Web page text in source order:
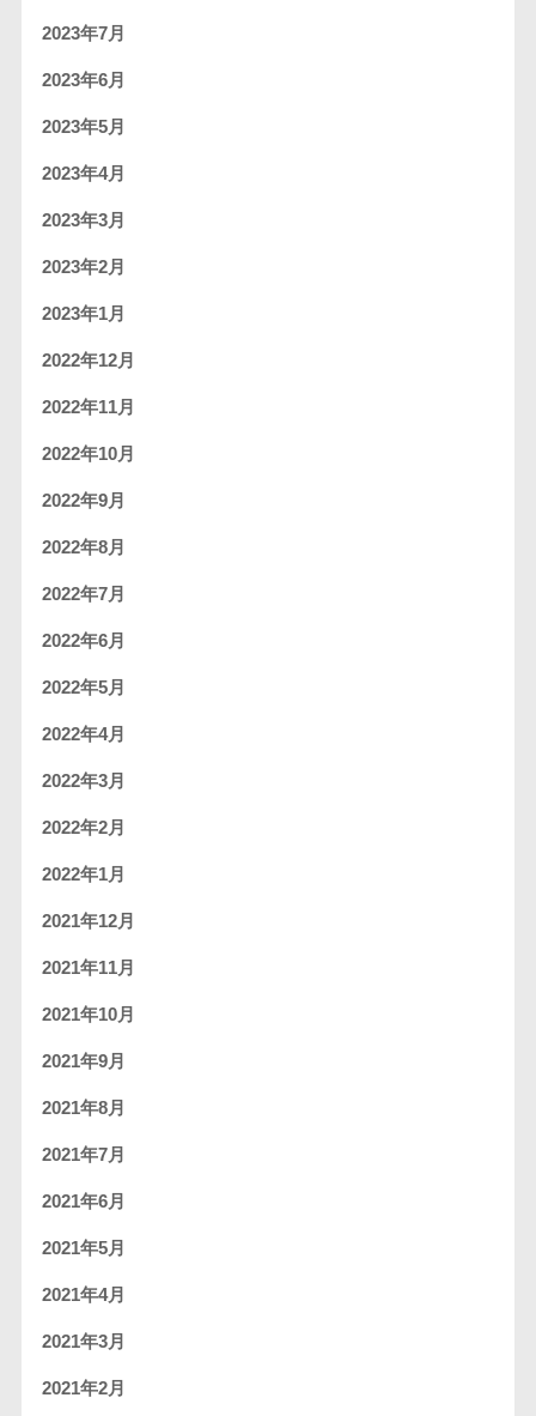
2023年7月
2023年6月
2023年5月
2023年4月
2023年3月
2023年2月
2023年1月
2022年12月
2022年11月
2022年10月
2022年9月
2022年8月
2022年7月
2022年6月
2022年5月
2022年4月
2022年3月
2022年2月
2022年1月
2021年12月
2021年11月
2021年10月
2021年9月
2021年8月
2021年7月
2021年6月
2021年5月
2021年4月
2021年3月
2021年2月